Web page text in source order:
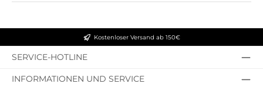
Kostenloser Versand ab 150€
SERVICE-HOTLINE
INFORMATIONEN UND SERVICE